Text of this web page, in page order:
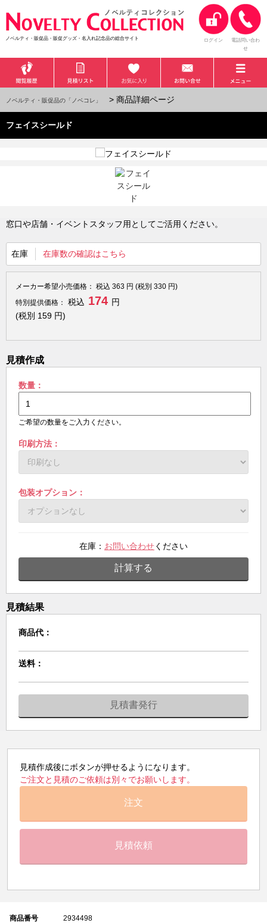
ノベルティ・販促品・販促グッズ・名入れ記念品の総合サイト ログイン
電話問い合わ
せ
ノベルティ・販促品の「ノベコレ」 > 商品詳細ページ
フェイスシールド
窓口や店舗・イベントスタッフ用としてご活用ください。
在庫 在庫数の確認はこちら
メーカー希望小売価格： 税込 363 円 (税別 330 円)
特別提供価格：
税込 174 円
(税別 159 円)
見積作成
数量：
ご希望の数量をご入力ください。
印刷方法：
包装オプション：
在庫： お問い合わせください
計算する
見積結果
商品代：
送料：
見積書発行
見積作成後にボタンが押せるようになります。
ご注文と見積のご依頼は別々でお願いします。
注文
見積依頼
商品番号 2934498